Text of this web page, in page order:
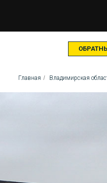
Главная / Владимирская